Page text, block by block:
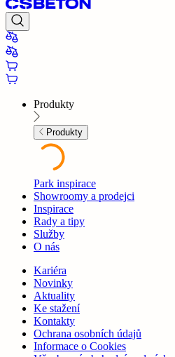
Produkty
Produkty
Park inspirace
Showroomy a prodejci
Inspirace
Rady a tipy
Služby
O nás
Kariéra
Novinky
Aktuality
Ke stažení
Kontakty
Ochrana osobních údajů
Informace o Cookies